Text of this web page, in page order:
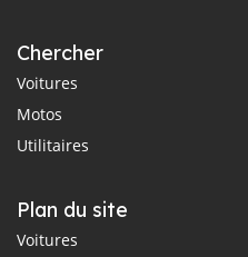
Chercher
Voitures
Motos
Utilitaires
Plan du site
Voitures